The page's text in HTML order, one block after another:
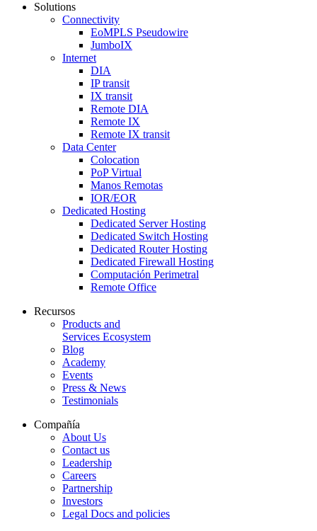
Solutions
Connectivity
EoMPLS Pseudowire
JumboIX
Internet
DIA
IP transit
IX transit
Remote DIA
Remote IX
Remote IX transit
Data Center
Colocation
PoP Virtual
Manos Remotas
IOR/EOR
Dedicated Hosting
Dedicated Server Hosting
Dedicated Switch Hosting
Dedicated Router Hosting
Dedicated Firewall Hosting
Computación Perimetral
Remote Office
Recursos
Products and
Services Ecosystem
Blog
Academy
Events
Press & News
Testimonials
Compañía
About Us
Contact us
Leadership
Careers
Partnership
Investors
Legal Docs and policies